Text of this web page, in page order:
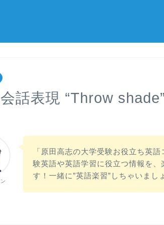
話表現 “Throw
「原田高志の大学受験お役立ち英
験英語や英語学習に役立つ情報を、
す！一緒に”英語楽習”しちゃいまし